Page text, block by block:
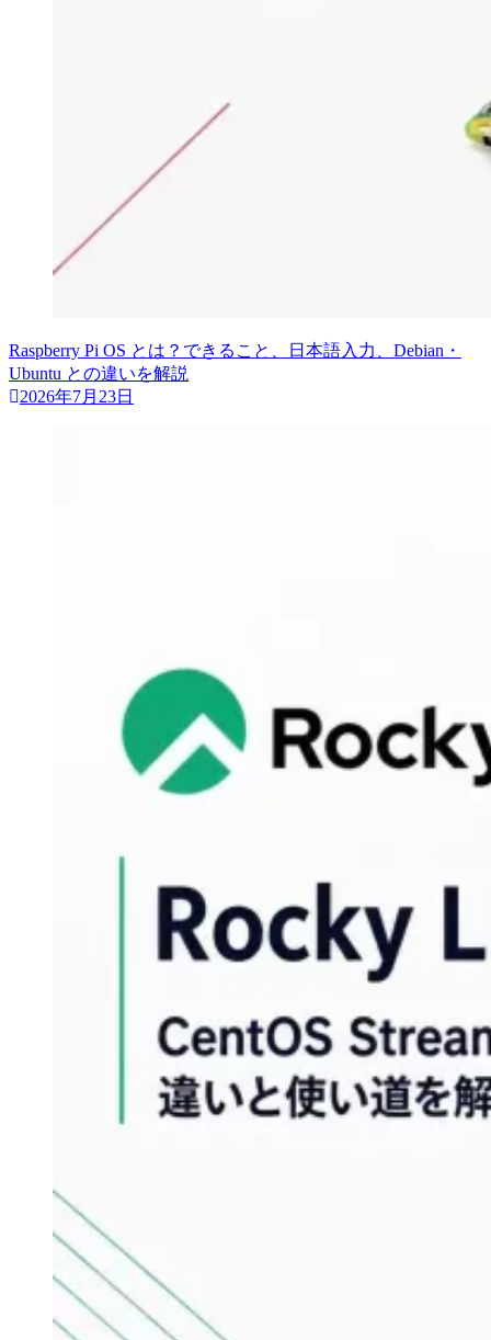
Raspberry Pi OS とは？できること、日本語入力、Debian・
Ubuntu との違いを解説
2026年7月23日